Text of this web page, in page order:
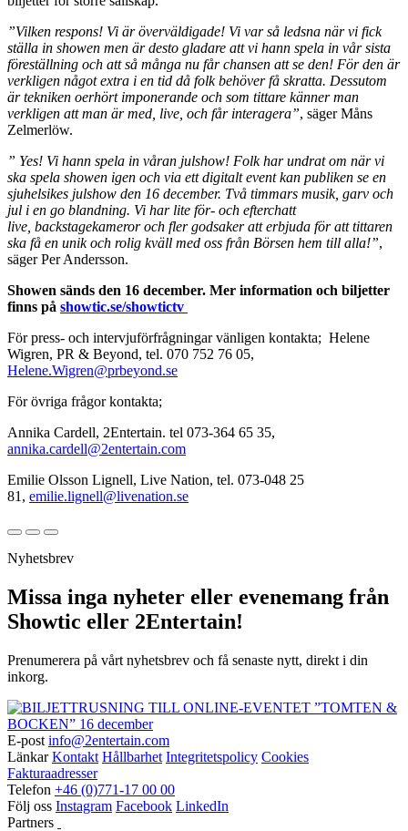
”Vilken respons! Vi är överväldigade! Vi var så ledsna när vi fick
ställa in showen men är desto gladare att vi hann spela in vår sista
föreställning och att så många nu får chansen att se den! För den är
verkligen något extra i en tid då folk behöver få skratta. Dessutom
är tekniken oerhört imponerande och som tittare känner man
verkligen att man är med, live, och får interagera”, säger Måns
Zelmerlöw.
” Yes! Vi hann spela in våran julshow! Folk har undrat om när vi
ska spela showen igen och via ett digitalt event kan publiken se en
sjuhelsikes julshow den 16 december. Två timmars musik, garv och
jul i en go blandning. Vi har lite för- och efterchatt
live, backstagekameror och fler godsaker att erbjuda för att tittaren
ska få en unik och rolig kväll med oss från Börsen hem till alla!”,
säger Per Andersson.
Showen sänds den 16 december. Mer information och biljetter
finns på showtic.se/showtictv
För press- och intervjuförfrågningar vänligen kontakta; Helene
Wigren, PR & Beyond, tel. 070 752 76 05,
Helene.Wigren@prbeyond.se
För övriga frågor kontakta;
Annika Cardell, 2Entertain. tel 073-364 65 35,
annika.cardell@2entertain.com
Emilie Olsson Lignell, Live Nation, tel. 073-048 25
81, emilie.lignell@livenation.se
Nyhetsbrev
Missa inga nyheter eller evenemang från
Showtic eller 2Entertain!
Prenumerera på vårt nyhetsbrev och få senaste nytt, direkt i din
inkorg.
E-post info@2entertain.com
Länkar Kontakt Hållbarhet Integritetspolicy Cookies
Fakturaadresser
Telefon +46 (0)771-17 00 00
Följ oss Instagram Facebook LinkedIn
Partners